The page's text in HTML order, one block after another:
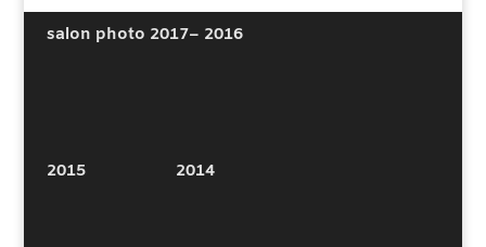
salon photo 2017– 2016
2015 2014